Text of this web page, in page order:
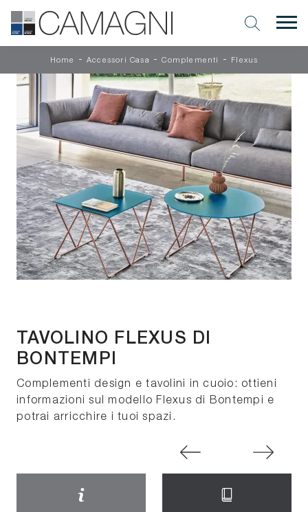
Home - Accessori Casa -Complementi - Flexus
TAVOLINO FLEXUS DI
BONTEMPI
Complementi design e tavolini in cuoio: ottieni
informazioni sul modello Flexus di Bontempi e
potrai arricchire i tuoi spazi.